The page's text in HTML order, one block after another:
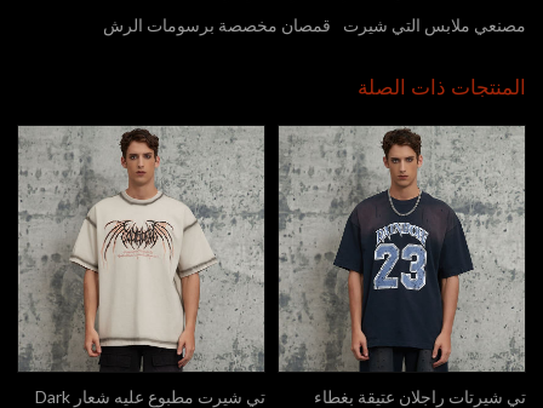
مصنعي ملابس التي شيرت
قمصان مخصصة برسومات الرش
المنتجات ذات الصلة
تي شيرتات راجلان عتيقة بغطاء
تي شيرت مطبوع عليه شعار Dark